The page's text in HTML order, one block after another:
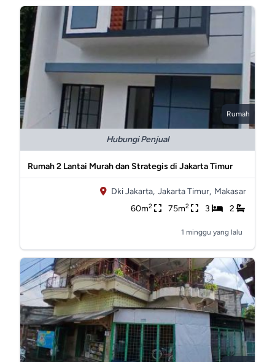
Rumah
Hubungi Penjual
Rumah 2 Lantai Murah dan Strategis di Jakarta Timur
Dki Jakarta, Jakarta Timur, Makasar
60m2 75m2 3 2
1 minggu yang lalu